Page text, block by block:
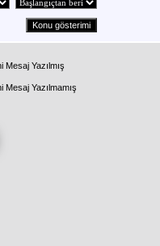
Mesaj Yazılmış
Mesaj Yazılmamış